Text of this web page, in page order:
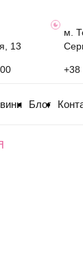
13
м.
+38
Блог